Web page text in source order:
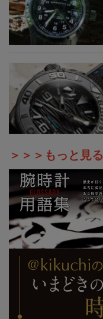
＞＞＞もっと見る